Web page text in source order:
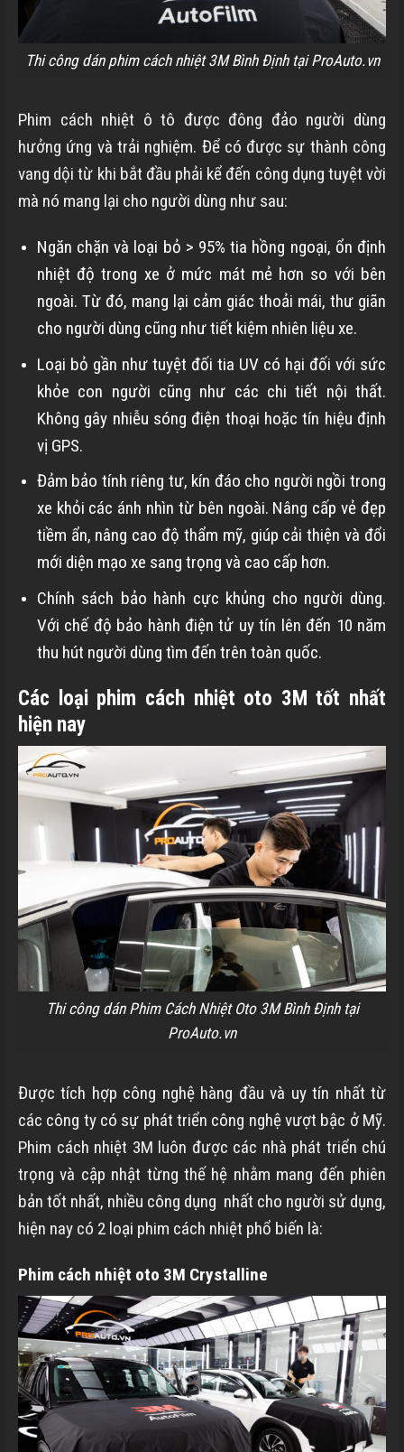
Thi công dán phim cách nhiệt 3M Bình Định tại ProAuto.vn
Phim cách nhiệt ô tô được đông đảo người dùng
hưởng ứng và trải nghiệm. Để có được sự thành công
vang dội từ khi bắt đầu phải kể đến công dụng tuyệt vời
mà nó mang lại cho người dùng như sau:
Ngăn chặn và loại bỏ > 95% tia hồng ngoại, ổn định
nhiệt độ trong xe ở mức mát mẻ hơn so với bên
ngoài. Từ đó, mang lại cảm giác thoải mái, thư giãn
cho người dùng cũng như tiết kiệm nhiên liệu xe.
Loại bỏ gần như tuyệt đối tia UV có hại đối với sức
khỏe con người cũng như các chi tiết nội thất.
Không gây nhiễu sóng điện thoại hoặc tín hiệu định
vị GPS.
Đảm bảo tính riêng tư, kín đáo cho người ngồi trong
xe khỏi các ánh nhìn từ bên ngoài. Nâng cấp vẻ đẹp
tiềm ẩn, nâng cao độ thẩm mỹ, giúp cải thiện và đổi
mới diện mạo xe sang trọng và cao cấp hơn.
Chính sách bảo hành cực khủng cho người dùng.
Với chế độ bảo hành điện tử uy tín lên đến 10 năm
thu hút người dùng tìm đến trên toàn quốc.
Các loại phim cách nhiệt oto 3M tốt nhất
hiện nay
Thi công dán Phim Cách Nhiệt Oto 3M Bình Định tại
ProAuto.vn
Được tích hợp công nghệ hàng đầu và uy tín nhất từ
các công ty có sự phát triển công nghệ vượt bậc ở Mỹ.
Phim cách nhiệt 3M luôn được các nhà phát triển chú
trọng và cập nhật từng thế hệ nhằm mang đến phiên
bản tốt nhất, nhiều công dụng nhất cho người sử dụng,
hiện nay có 2 loại phim cách nhiệt phổ biến là:
Phim cách nhiệt oto 3M Crystalline